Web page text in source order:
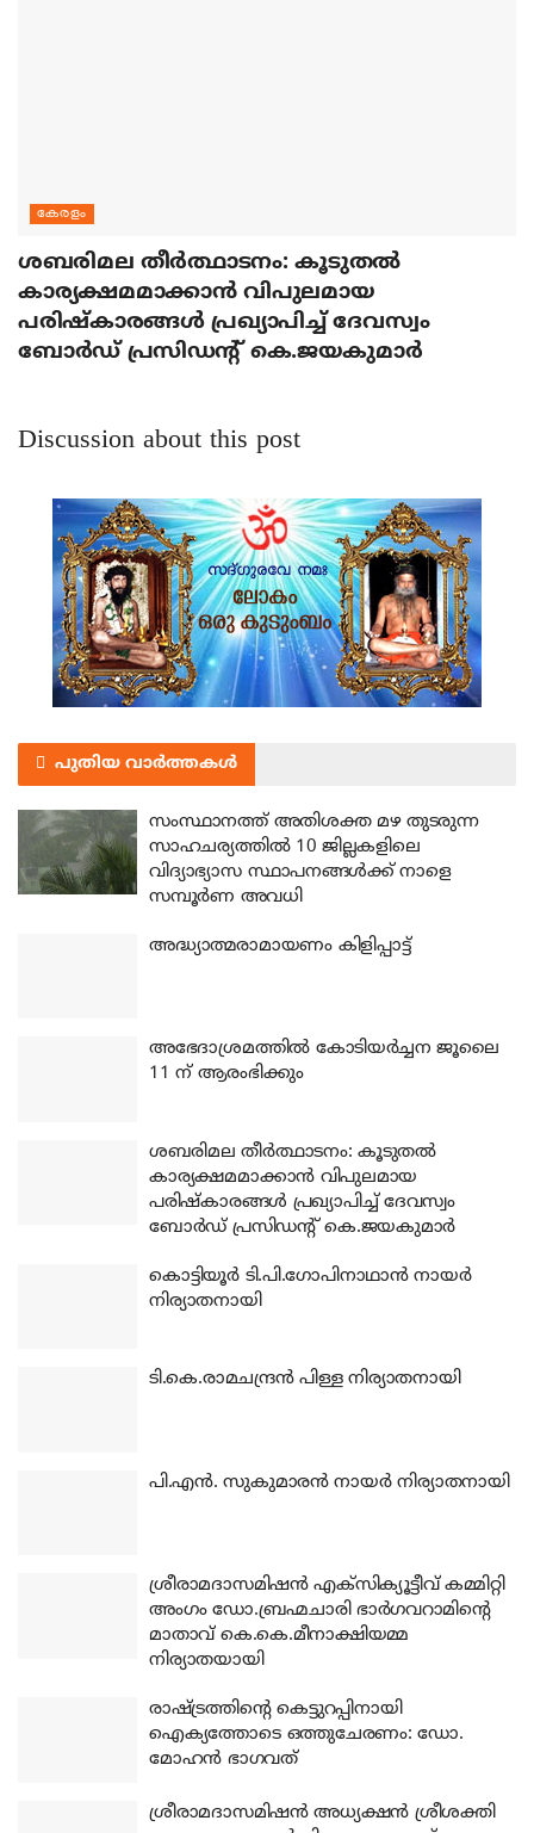
കേരളം
ശബരിമല തീര്‍ത്ഥാടനം: കൂടുതല്‍
കാര്യക്ഷമമാക്കാന്‍ വിപുലമായ
പരിഷ്‌കാരങ്ങള്‍ പ്രഖ്യാപിച്ച് ദേവസ്വം
ബോര്‍ഡ് പ്രസിഡന്റ് കെ.ജയകുമാര്‍
Discussion about this post
പുതിയ വാർത്തകൾ
സംസ്ഥാനത്ത് അതിശക്ത മഴ തുടരുന്ന
സാഹചര്യത്തിൽ 10 ജില്ലകളിലെ
വിദ്യാഭ്യാസ സ്ഥാപനങ്ങൾക്ക് നാളെ
സമ്പൂർണ അവധി
അദ്ധ്യാത്മരാമായണം കിളിപ്പാട്ട്
അഭേദാശ്രമത്തില്‍ കോടിയര്‍ച്ചന ജൂലൈ
11 ന് ആരംഭിക്കും
ശബരിമല തീര്‍ത്ഥാടനം: കൂടുതല്‍
കാര്യക്ഷമമാക്കാന്‍ വിപുലമായ
പരിഷ്‌കാരങ്ങള്‍ പ്രഖ്യാപിച്ച് ദേവസ്വം
ബോര്‍ഡ് പ്രസിഡന്റ് കെ.ജയകുമാര്‍
കൊട്ടിയൂര്‍ ടി.പി.ഗോപിനാഥാന്‍ നായര്‍
നിര്യാതനായി
ടി.കെ.രാമചന്ദ്രന്‍ പിള്ള നിര്യാതനായി
പി.എന്‍. സുകുമാരന്‍ നായര്‍ നിര്യാതനായി
ശ്രീരാമദാസമിഷന്‍ എക്‌സിക്യൂട്ടീവ് കമ്മിറ്റി
അംഗം ഡോ.ബ്രഹ്മചാരി ഭാര്‍ഗവറാമിന്റെ
മാതാവ് കെ.കെ.മീനാക്ഷിയമ്മ
നിര്യാതയായി
രാഷ്ട്രത്തിന്റെ കെട്ടുറപ്പിനായി
ഐക്യത്തോടെ ഒത്തുചേരണം: ഡോ.
മോഹന്‍ ഭാഗവത്
ശ്രീരാമദാസമിഷന്‍ അധ്യക്ഷന്‍ ശ്രീശക്തി